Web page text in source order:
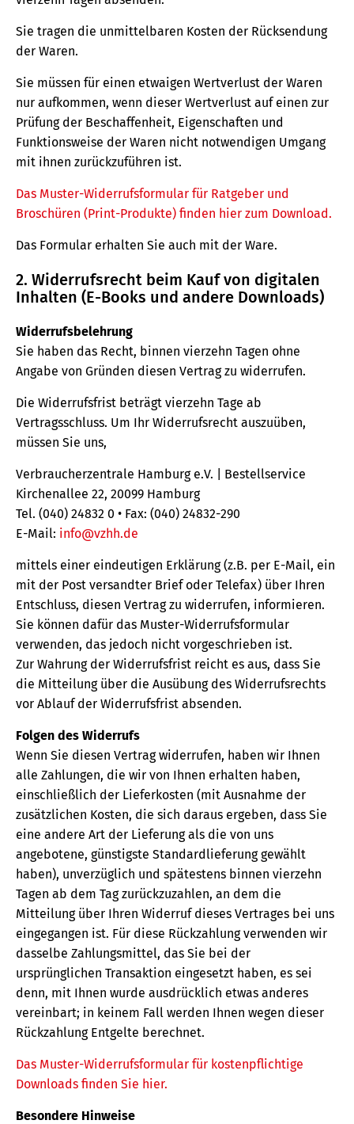
Sie tragen die unmittelbaren Kosten der Rücksendung
der Waren.
Sie müssen für einen etwaigen Wertverlust der Waren
nur aufkommen, wenn dieser Wertverlust auf einen zur
Prüfung der Beschaffenheit, Eigenschaften und
Funktionsweise der Waren nicht notwendigen Umgang
mit ihnen zurückzuführen ist.
Das Muster-Widerrufsformular für Ratgeber und
Broschüren (Print-Produkte) finden hier zum Download.
Das Formular erhalten Sie auch mit der Ware.
2. Widerrufsrecht beim Kauf von digitalen
Inhalten (E-Books und andere Downloads)
Widerrufsbelehrung
Sie haben das Recht, binnen vierzehn Tagen ohne
Angabe von Gründen diesen Vertrag zu widerrufen.
Die Widerrufsfrist beträgt vierzehn Tage ab
Vertragsschluss. Um Ihr Widerrufsrecht auszuüben,
müssen Sie uns,
Verbraucherzentrale Hamburg e.V. | Bestellservice
Kirchenallee 22, 20099 Hamburg
Tel. (040) 24832 0 • Fax: (040) 24832-290
E-Mail: info@vzhh.de
mittels einer eindeutigen Erklärung (z.B. per E-Mail, ein
mit der Post versandter Brief oder Telefax) über Ihren
Entschluss, diesen Vertrag zu widerrufen, informieren.
Sie können dafür das Muster-Widerrufsformular
verwenden, das jedoch nicht vorgeschrieben ist.
Zur Wahrung der Widerrufsfrist reicht es aus, dass Sie
die Mitteilung über die Ausübung des Widerrufsrechts
vor Ablauf der Widerrufsfrist absenden.
Folgen des Widerrufs
Wenn Sie diesen Vertrag widerrufen, haben wir Ihnen
alle Zahlungen, die wir von Ihnen erhalten haben,
einschließlich der Lieferkosten (mit Ausnahme der
zusätzlichen Kosten, die sich daraus ergeben, dass Sie
eine andere Art der Lieferung als die von uns
angebotene, günstigste Standardlieferung gewählt
haben), unverzüglich und spätestens binnen vierzehn
Tagen ab dem Tag zurückzuzahlen, an dem die
Mitteilung über Ihren Widerruf dieses Vertrages bei uns
eingegangen ist. Für diese Rückzahlung verwenden wir
dasselbe Zahlungsmittel, das Sie bei der
ursprünglichen Transaktion eingesetzt haben, es sei
denn, mit Ihnen wurde ausdrücklich etwas anderes
vereinbart; in keinem Fall werden Ihnen wegen dieser
Rückzahlung Entgelte berechnet.
Das Muster-Widerrufsformular für kostenpflichtige
Downloads finden Sie hier.
Besondere Hinweise